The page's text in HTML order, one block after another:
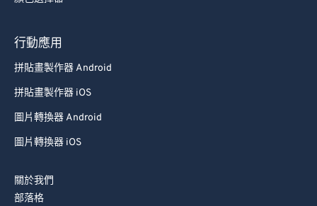
行動應用
拼貼畫製作器 Android
拼貼畫製作器 iOS
圖片轉換器 Android
圖片轉換器 iOS
關於我們
部落格